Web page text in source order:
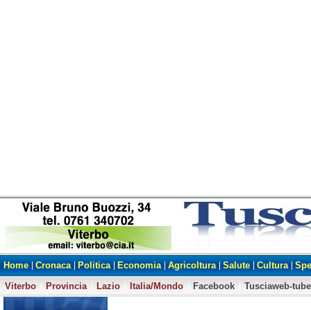
Home Cronaca Politica Economia Agricoltura Salute Cultura
Viterbo
Provincia Lazio Italia/Mondo Facebook Tusciaweb-tube